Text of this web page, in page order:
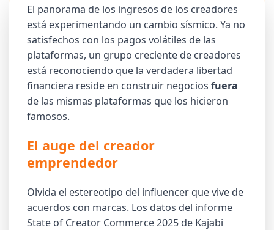
El panorama de los ingresos de los creadores
está experimentando un cambio sísmico. Ya no
satisfechos con los pagos volátiles de las
plataformas, un grupo creciente de creadores
está reconociendo que la verdadera libertad
financiera reside en construir negociosfuera
de las mismas plataformas que los hicieron
famosos.
El auge del creador
emprendedor
Olvida el estereotipo del influencer que vive de
acuerdos con marcas. Los datos del informe
State of Creator Commerce 2025 de Kajabi